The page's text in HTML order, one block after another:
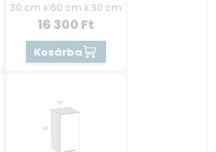
30 cm x 60 cm x 30 cm
16 300 Ft
Kosárba